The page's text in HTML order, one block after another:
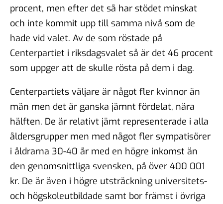
procent, men efter det så har stödet minskat
och inte kommit upp till samma nivå som de
hade vid valet. Av de som röstade på
Centerpartiet i riksdagsvalet så är det 46 procent
som uppger att de skulle rösta på dem i dag.
Centerpartiets väljare är något fler kvinnor än
män men det är ganska jämnt fördelat, nära
hälften. De är relativt jämt representerade i alla
åldersgrupper men med något fler sympatisörer
i åldrarna 30-40 år med en högre inkomst än
den genomsnittliga svensken, på över 400 001
kr. De är även i högre utsträckning universitets-
och högskoleutbildade samt bor främst i övriga